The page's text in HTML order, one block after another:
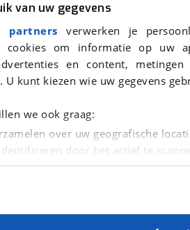
van uw gegevens
partners verwerken je
cookies om informatie op
en content,
kunt kiezen wie uw gegevens
we ook graag:
over uw geografische
door het actief te
persoonlijke gegevens worden
technieken zorgen we